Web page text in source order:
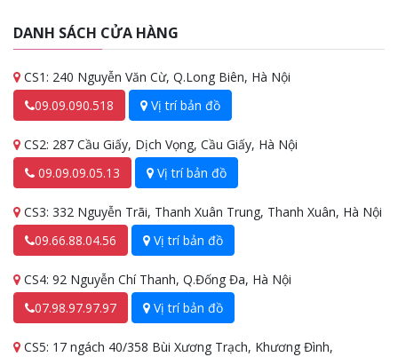
DANH SÁCH CỬA HÀNG
CS1: 240 Nguyễn Văn Cừ, Q.Long Biên, Hà Nội
09.09.090.518
Vị trí bản đồ
CS2: 287 Cầu Giấy, Dịch Vọng, Cầu Giấy, Hà Nội
09.09.09.05.13
Vị trí bản đồ
CS3: 332 Nguyễn Trãi, Thanh Xuân Trung, Thanh Xuân, Hà Nội
09.66.88.04.56
Vị trí bản đồ
CS4: 92 Nguyễn Chí Thanh, Q.Đống Đa, Hà Nội
07.98.97.97.97
Vị trí bản đồ
CS5: 17 ngách 40/358 Bùi Xương Trạch, Khương Đình,